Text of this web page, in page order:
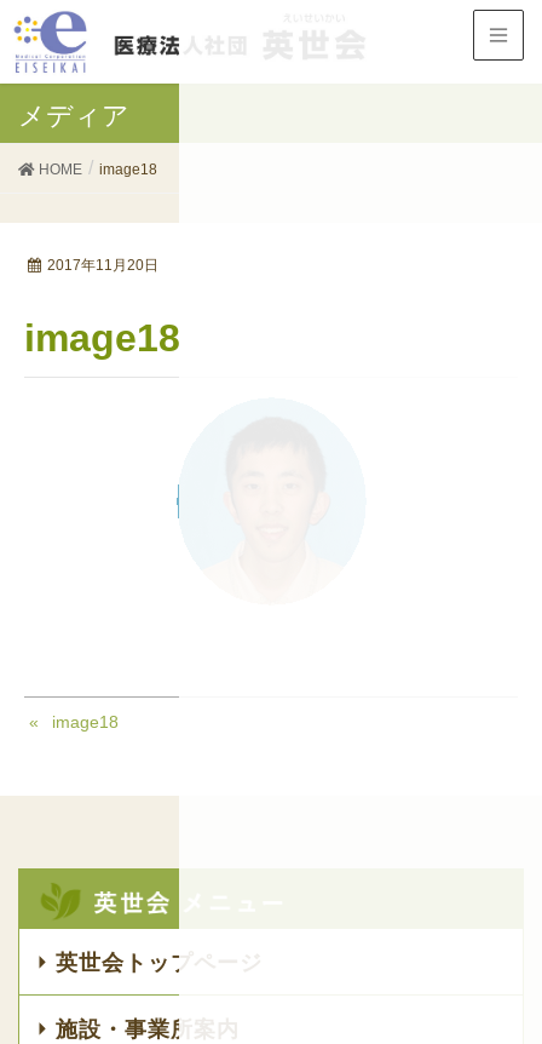
メディア
HOME image18
2017年11月20日
image18
image18
英世会トップページ
施設・事業所案内